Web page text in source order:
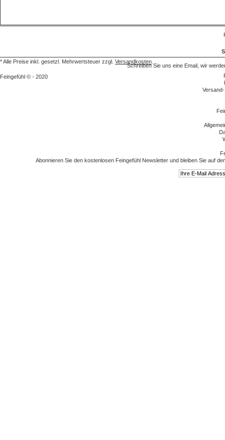
Schreiben Sie uns eine Email, wir
Abonnieren Sie den kostenlosen Feingefühl Newsletter und bleiben Sie auf
* Alle Preise inkl. gesetzl. Mehrwertsteuer zzgl. Versandkosten
Feingefühl © - 2020